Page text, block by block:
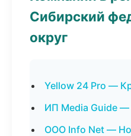
Сибирский
округ
Yellow 24 Pro —
ИП Media Guide
ООО Info Net —